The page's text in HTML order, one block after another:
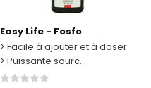
Easy Life - Fosfo
> Facile à ajouter et à doser
> Puissante sourc...